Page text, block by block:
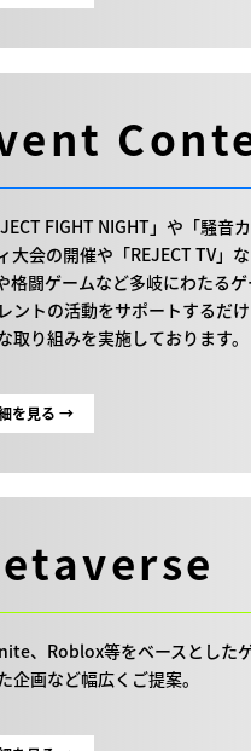
FIGHT NIGHT」や「騒
大会の開催や「REJECT TV」
格闘ゲームなど多岐にわたる
ントの活動をサポートするだ
取り組みを実施しております。
を見る →
、Roblox等をベースとした
企画など幅広くご提案。